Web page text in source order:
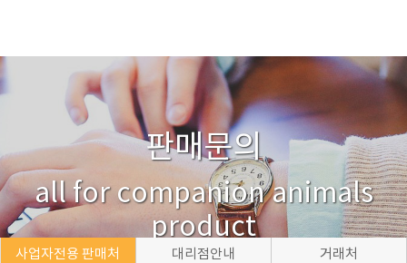
판매문의
all for companion animals
product
사업자전용 판매처 대리점안내 거래처